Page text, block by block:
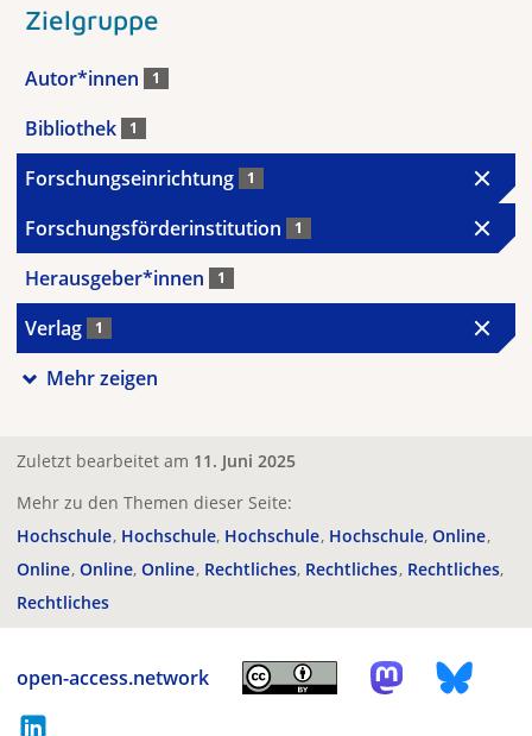
Zielgruppe
Autor*innen 1
Bibliothek 1
Forschungseinrichtung 1
Forschungsförderinstitution 1
Herausgeber*innen 1
Verlag 1
Mehr zeigen
Zuletzt bearbeitet am 11. Juni 2025
Mehr zu den Themen dieser Seite:
Hochschule Hochschule Hochschule Hochschule Online
Online Online Online Rechtliches Rechtliches Rechtliches
Rechtliches
open-access.network